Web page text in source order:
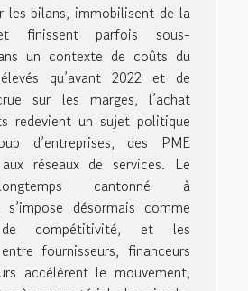
les bilans, immobilisent de la
finissent parfois sous-
un contexte de coûts du
qu’avant 2022 et de
sur les marges, l’achat
redevient un sujet politique
d’entreprises, des PME
réseaux de services. Le
cantonné à
s’impose désormais comme
compétitivité, et les
fournisseurs, financeurs
accélèrent le mouvement,